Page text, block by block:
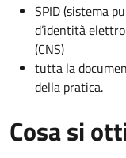
SPID (sistema
d’identità
(CNS)
tutta la
della pratica.
Cosa si